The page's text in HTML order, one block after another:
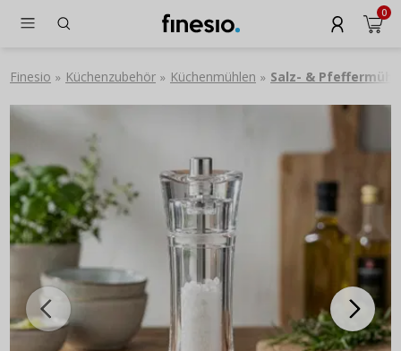
0
Finesio » Küchenzubehör » Küchenmühlen » Salz- &